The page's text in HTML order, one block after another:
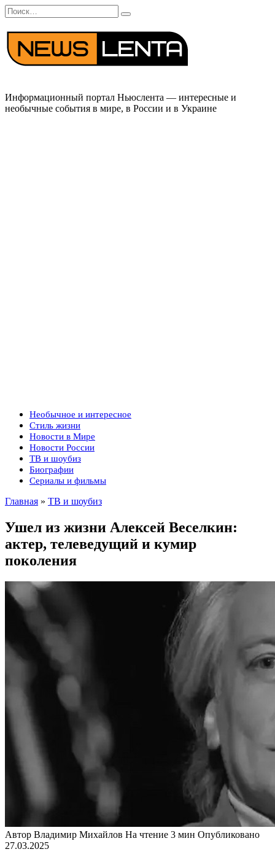
Перейти
к
содержанию
Search
for:
Информационный портал Ньюслента — интересные и
необычные события в мире, в России и в Украине
Необычное и интересное
Стиль жизни
Новости в Мире
Новости России
ТВ и шоубиз
Биографии
Сериалы и фильмы
Главная » ТВ и шоубиз
Ушел из жизни Алексей Веселкин:
актер, телеведущий и кумир
поколения
Автор Владимир Михайлов На чтение 3 мин Опубликовано
27.03.2025